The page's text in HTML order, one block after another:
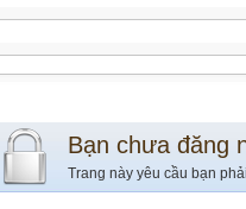
Bạn chưa đăng
Trang này yêu cầu bạn